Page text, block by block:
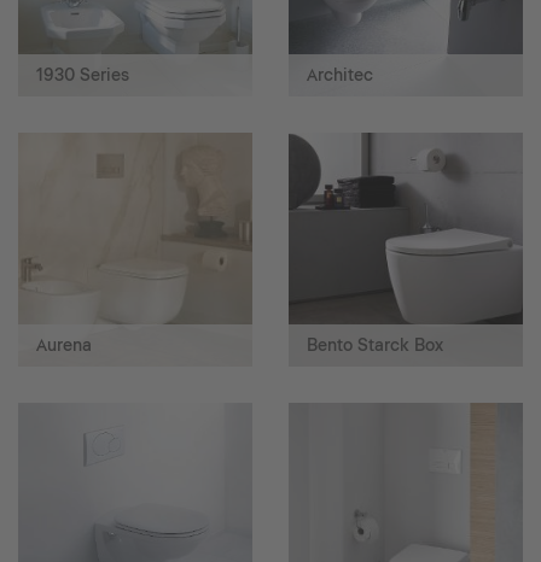
1930 Series Architec
Aurena Bento Starck Box